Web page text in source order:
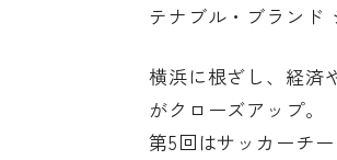
テナブル・ブランド
横浜に根ざし、経済
がクローズアップ。
第5回はサッカーチ